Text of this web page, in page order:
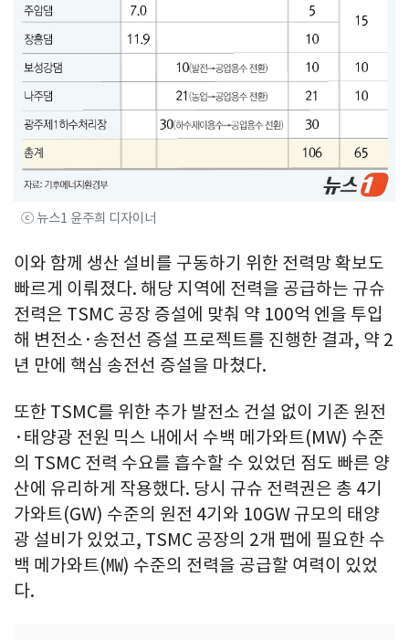
ⓒ 뉴스1 윤주희 디자이너
이와 함께 생산 설비를 구동하기 위한 전력망 확보도
빠르게 이뤄졌다. 해당 지역에 전력을 공급하는 규슈
전력은 TSMC 공장 증설에 맞춰 약 100억 엔을 투입
해 변전소·송전선 증설 프로젝트를 진행한 결과, 약 2
년 만에 핵심 송전선 증설을 마쳤다.
또한 TSMC를 위한 추가 발전소 건설 없이 기존 원전
·태양광 전원 믹스 내에서 수백 메가와트(MW) 수준
의 TSMC 전력 수요를 흡수할 수 있었던 점도 빠른 양
산에 유리하게 작용했다. 당시 규슈 전력권은 총 4기
가와트(GW) 수준의 원전 4기와 10GW 규모의 태양
광 설비가 있었고, TSMC 공장의 2개 팹에 필요한 수
백 메가와트(㎿) 수준의 전력을 공급할 여력이 있었
다.